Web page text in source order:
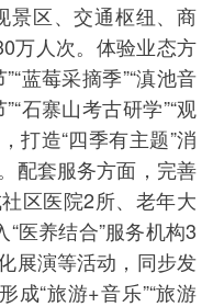
景区、交通枢纽、商
万人次。体验业态方
蓝莓采摘季”“滇池音
石寨山考古研学”“观
打造“四季有主题”消
配套服务方面，完善
区医院2所、老年大
医养结合”服务机构3
展演等活动，同步发
成“旅游+音乐”“旅游